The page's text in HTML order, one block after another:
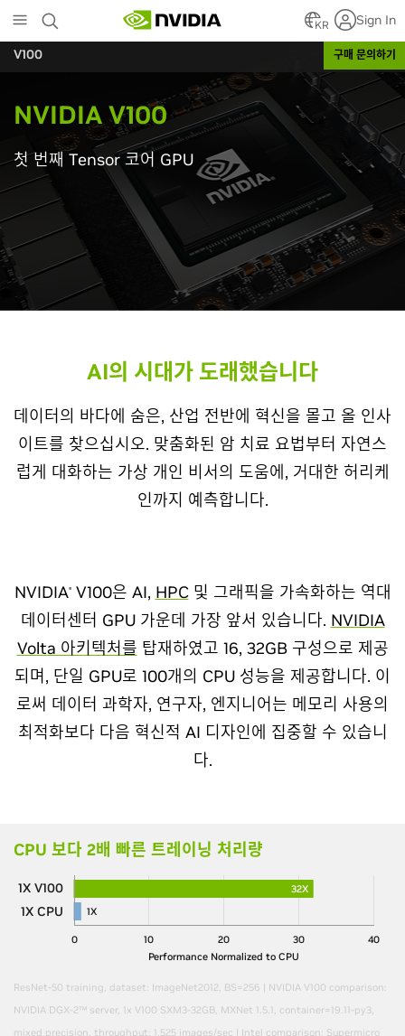
to
main
content
KR Sign In
V100 구매 문의하기
NVIDIA V100
첫 번째 Tensor 코어 GPU
AI의 시대가 도래했습니다
데이터의 바다에 숨은, 산업 전반에 혁신을 몰고 올 인사
이트를 찾으십시오. 맞춤화된 암 치료 요법부터 자연스
럽게 대화하는 가상 개인 비서의 도움에, 거대한 허리케
인까지 예측합니다.
NVIDIA®V100은 AI, HPC및 그래픽을 가속화하는 역대
데이터센터 GPU 가운데 가장 앞서 있습니다. NVIDIA
Volta 아키텍처를 탑재하였고 16, 32GB 구성으로 제공
되며, 단일 GPU로 100개의 CPU 성능을 제공합니다. 이
로써 데이터 과학자, 연구자, 엔지니어는 메모리 사용의
최적화보다 다음 혁신적 AI 디자인에 집중할 수 있습니
다.
CPU 보다 2배 빠른 트레이닝 처리량
0 10 20 30 40
32X
1X
Performance Normalized to CPU
1X V100
1X CPU
ResNet-50 training, dataset: ImageNet2012, BS=256 | NVIDIA V100 comparison:
NVIDIA DGX-2™ server, 1x V100 SXM3-32GB, MXNet 1.5.1, container=19.11-py3,
mixed precision, throughput: 1,525 images/sec | Intel comparison: Supermicro